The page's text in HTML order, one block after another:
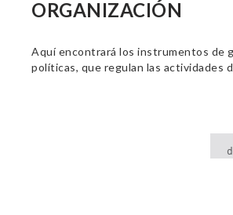
ORGANIZACIÓN
Aquí encontrará los instrumentos de
políticas, que regulan las actividades